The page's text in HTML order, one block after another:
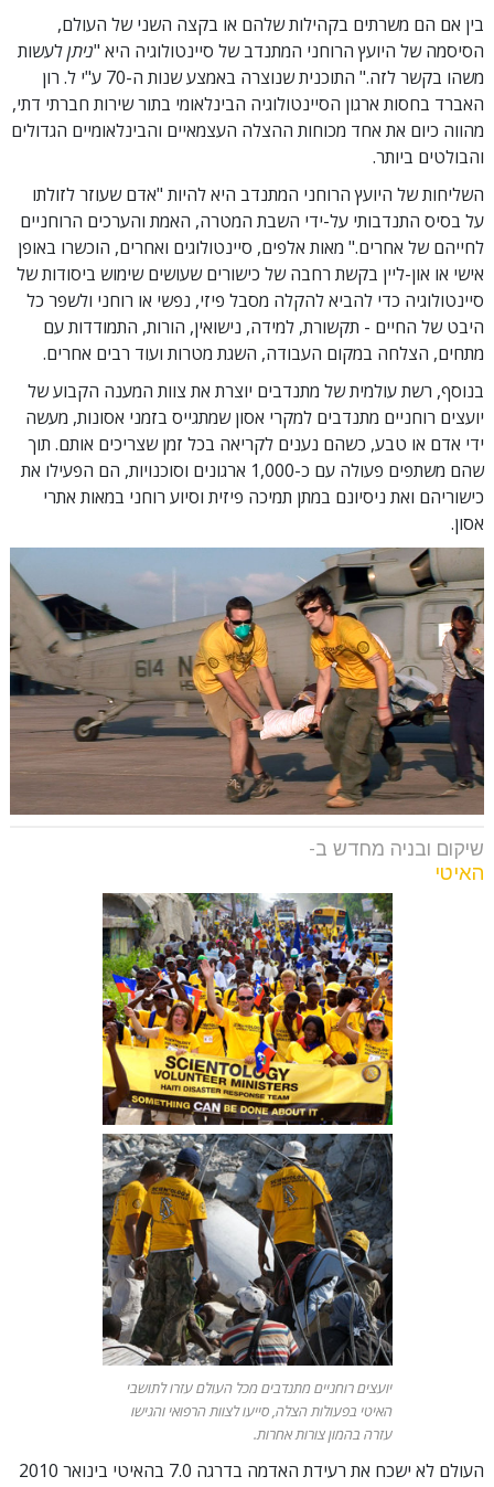
בין אם הם משרתים בקהילות שלהם או בקצה השני של העולם,
הסיסמה של היועץ הרוחני המתנדב של סיינטולוגיה היא "ניתןלעשות
משהו בקשר לזה." התוכנית שנוצרה באמצע שנות ה-70 ע"י ל. רון
האברד בחסות ארגון הסיינטולוגיה הבינלאומי בתור שירות חברתי דתי,
מהווה כיום את אחד מכוחות ההצלה העצמאיים והבינלאומיים הגדולים
והבולטים ביותר.
השליחות של היועץ הרוחני המתנדב היא להיות "אדם שעוזר לזולתו
על בסיס התנדבותי על-ידי השבת המטרה, האמת והערכים הרוחניים
לחייהם של אחרים." מאות אלפים, סיינטולוגים ואחרים, הוכשרו באופן
אישי או און-ליין בקשת רחבה של כישורים שעושים שימוש ביסודות של
סיינטולוגיה כדי להביא להקלה מסבל פיזי, נפשי או רוחני ולשפר כל
היבט של החיים - תקשורת, למידה, נישואין, הורות, התמודדות עם
מתחים, הצלחה במקום העבודה, השגת מטרות ועוד רבים אחרים.
בנוסף, רשת עולמית של מתנדבים יוצרת את צוות המענה הקבוע של
יועצים רוחניים מתנדבים למקרי אסון שמתגייס בזמני אסונות, מעשה
ידי אדם או טבע, כשהם נענים לקריאה בכל זמן שצריכים אותם. תוך
שהם משתפים פעולה עם כ-1,000 ארגונים וסוכנויות, הם הפעילו את
כישוריהם ואת ניסיונם במתן תמיכה פיזית וסיוע רוחני במאות אתרי
אסון.
שיקום ובניה מחדש ב-
האיטי
יועצים רוחניים מתנדבים מכל העולם עזרו לתושבי
האיטי בפעולות הצלה, סייעו לצוות הרפואי והגישו
עזרה בהמון צורות אחרות.
העולם לא ישכח את רעידת האדמה בדרגה 7.0 בהאיטי בינואר 2010